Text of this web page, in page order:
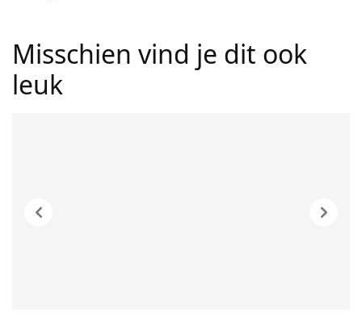
Misschien vind je dit ook
leuk